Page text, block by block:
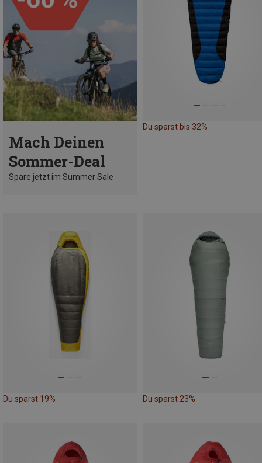
Mach Deinen
Sommer-Deal
Spare jetzt im Summer Sale
Du sparst bis 32%
Du sparst 19% Du sparst 23%